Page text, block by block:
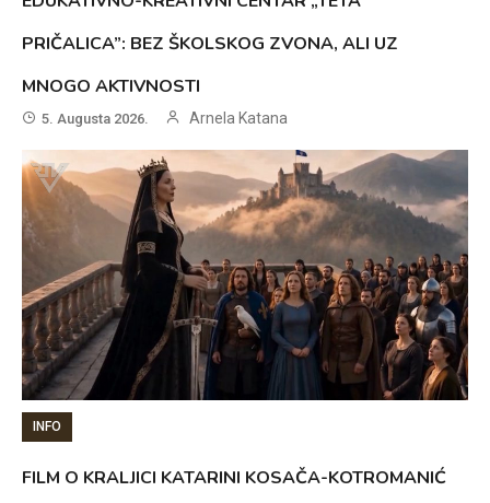
PRIČALICA”: BEZ ŠKOLSKOG ZVONA, ALI UZ
MNOGO AKTIVNOSTI
5. Augusta 2026. Arnela Katana
INFO
FILM O KRALJICI KATARINI KOSAČA-KOTROMANIĆ